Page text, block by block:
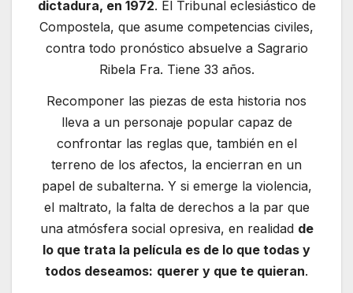
dictadura, en 1972. El Tribunal eclesiástico de
Compostela, que asume competencias civiles,
contra todo pronóstico absuelve a Sagrario
Ribela Fra. Tiene 33 años.
Recomponer las piezas de esta historia nos
lleva a un personaje popular capaz de
confrontar las reglas que, también en el
terreno de los afectos, la encierran en un
papel de subalterna. Y si emerge la violencia,
el maltrato, la falta de derechos a la par que
una atmósfera social opresiva, en realidad de
lo que trata la película es de lo que todas y
todos deseamos: querer y que te quieran.